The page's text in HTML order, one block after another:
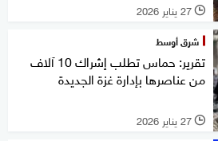
l 27 يناير 2026
شرق أوسط
تقرير: حماس تطلب إشراك 10 آلاف
من عناصرها بإدارة غزة الجديدة
l 27 يناير 2026